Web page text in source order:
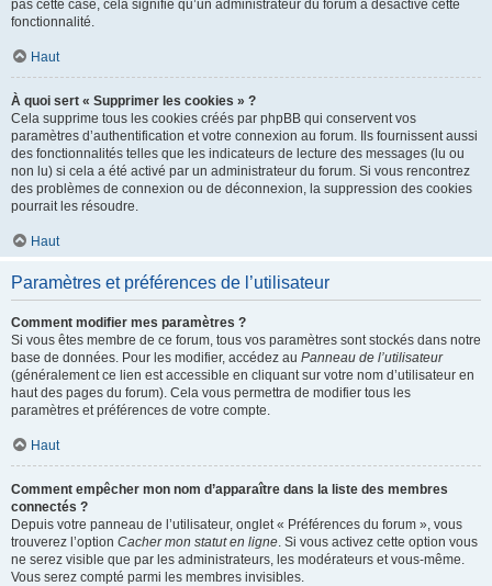
pas cette case, cela signifie qu’un administrateur du forum a désactivé cette
fonctionnalité.
Haut
À quoi sert « Supprimer les cookies » ?
Cela supprime tous les cookies créés par phpBB qui conservent vos
paramètres d’authentification et votre connexion au forum. Ils fournissent aussi
des fonctionnalités telles que les indicateurs de lecture des messages (lu ou
non lu) si cela a été activé par un administrateur du forum. Si vous rencontrez
des problèmes de connexion ou de déconnexion, la suppression des cookies
pourrait les résoudre.
Haut
Paramètres et préférences de l’utilisateur
Comment modifier mes paramètres ?
Si vous êtes membre de ce forum, tous vos paramètres sont stockés dans notre
base de données. Pour les modifier, accédez au Panneau de l’utilisateur
(généralement ce lien est accessible en cliquant sur votre nom d’utilisateur en
haut des pages du forum). Cela vous permettra de modifier tous les
paramètres et préférences de votre compte.
Haut
Comment empêcher mon nom d’apparaître dans la liste des membres
connectés ?
Depuis votre panneau de l’utilisateur, onglet « Préférences du forum », vous
trouverez l’option Cacher mon statut en ligne. Si vous activez cette option vous
ne serez visible que par les administrateurs, les modérateurs et vous-même.
Vous serez compté parmi les membres invisibles.